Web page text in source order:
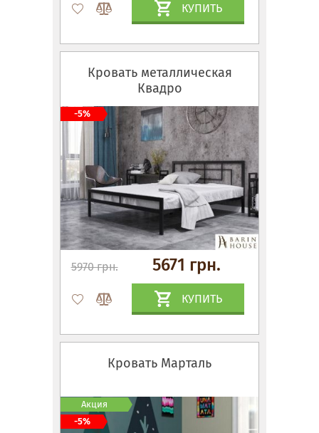
КУПИТЬ
Кровать металлическая
Квадро
5970 грн. 5671 грн.
КУПИТЬ
-5%
Кровать Марталь
Акция
-5%